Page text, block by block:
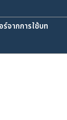
จากการใช้บท